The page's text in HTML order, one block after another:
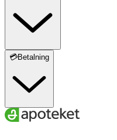
💳Betalning